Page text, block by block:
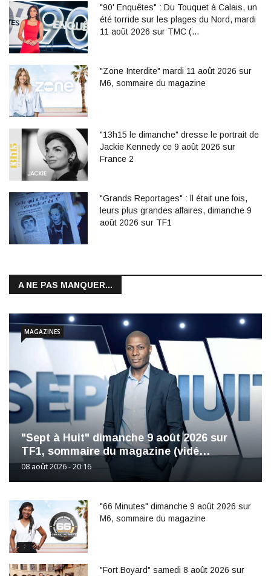
"90' Enquêtes" : Du Touquet à Calais, un
été torride sur les plages du Nord, mardi
11 août 2026 sur TMC (…
"Zone Interdite" mardi 11 août 2026 sur
M6, sommaire du magazine
"13h15 le dimanche" dresse le portrait de
Jackie Kennedy ce 9 août 2026 sur
France 2
"Grands Reportages" : ll était une fois,
leurs plus grandes affaires, dimanche 9
août 2026 sur TF1
A NE PAS MANQUER...
"Sept à Huit" dimanche 9 août 2026 sur
TF1, sommaire du magazine (vidé…
08 août 2026 - 20:16
MAGAZINES
"66 Minutes" dimanche 9 août 2026 sur
M6, sommaire du magazine
"Fort Boyard" samedi 8 août 2026 sur